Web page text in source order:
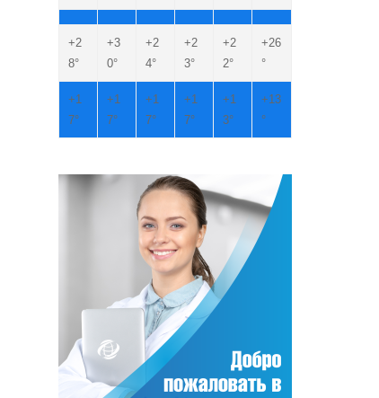
+2
8°
+3
0°
+2
4°
+2
3°
+2
2°
+26
°
+1
7°
+1
7°
+1
7°
+1
7°
+1
3°
+13
°